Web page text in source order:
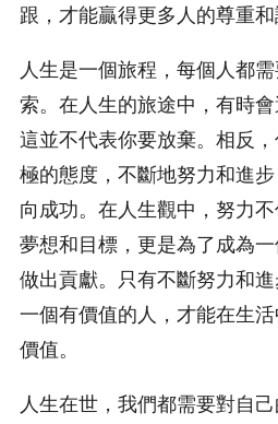
跟，才能贏得更多人的尊重和
人生是一個旅程，每個人都
索。在人生的旅途中，有時
這並不代表你要放棄。相反
極的態度，不斷地努力和進
向成功。在人生觀中，努力
夢想和目標，更是為了成為
做出貢獻。只有不斷努力和
一個有價值的人，才能在生
價值。
人生在世，我們都需要對自